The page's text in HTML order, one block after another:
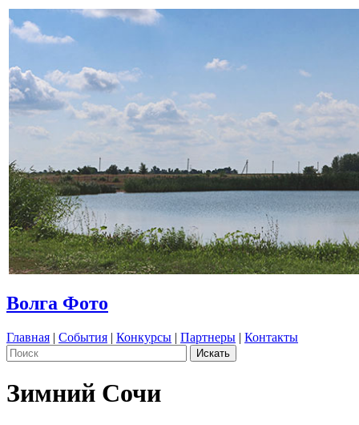
Волга Фото
Главная | События | Конкурсы | Партнеры | Контакты
Зимний Сочи